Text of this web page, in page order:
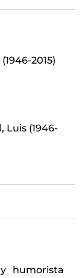
2015)
Luis (1946-
humorista